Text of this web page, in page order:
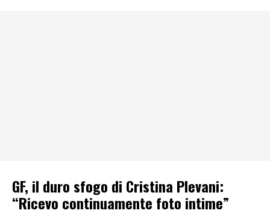
GF, il duro sfogo di Cristina Plevani:
“Ricevo continuamente foto intime”